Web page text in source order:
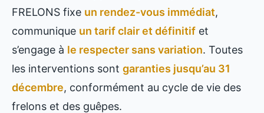
FRELONS fixe un rendez-vous immédiat,
communique un tarif clair et définitif et
s’engage à le respecter sans variation. Toutes
les interventions sont garanties jusqu’au 31
décembre, conformément au cycle de vie des
frelons et des guêpes.